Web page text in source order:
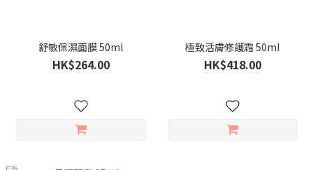
舒敏保濕面膜 50ml
HK$264.00
極致活膚修護霜 50ml
HK$418.00